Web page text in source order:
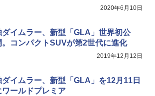
2020年6月10日
ダイムラー、新型「GLA」世界初公
。コンパクトSUVが第2世代に進化
2019年12月12日
ダイムラー、新型「GLA」を12月11日
ワールドプレミア